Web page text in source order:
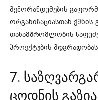
მემორანდუმების
ორგანიზაციასთან ქმნის
თანამშრომლობის
პროექტების
7.
ცოდნის